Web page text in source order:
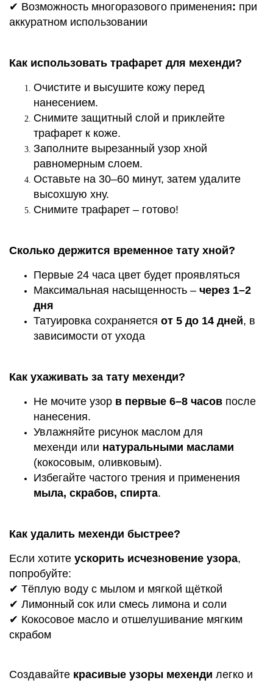
✔ Возможность многоразового применения: при
аккуратном использовании
Как использовать трафарет для мехенди?
Очистите и высушите кожу перед
нанесением.
Снимите защитный слой и приклейте
трафарет к коже.
Заполните вырезанный узор хной
равномерным слоем.
Оставьте на 30–60 минут, затем удалите
высохшую хну.
Снимите трафарет – готово!
Сколько держится временное тату хной?
Первые 24 часа цвет будет проявляться
Максимальная насыщенность – через 1–2
дня
Татуировка сохраняется от 5 до 14 дней, в
зависимости от ухода
Как ухаживать за тату мехенди?
Не мочите узор в первые 6–8 часов после
нанесения.
Увлажняйте рисунок маслом для
мехенди или натуральными маслами
(кокосовым, оливковым).
Избегайте частого трения и применения
мыла, скрабов, спирта.
Как удалить мехенди быстрее?
Если хотите ускорить исчезновение узора,
попробуйте:
✔ Тёплую воду с мылом и мягкой щёткой
✔ Лимонный сок или смесь лимона и соли
✔ Кокосовое масло и отшелушивание мягким
скрабом
Создавайте красивые узоры мехенди легко и